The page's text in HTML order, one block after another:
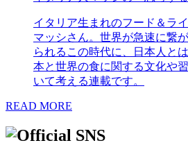
イタリア生まれのフード＆ラ
マッシさん。世界が急速に繋
られるこの時代に、日本人と
本と世界の食に関する文化や
いて考える連載です。
READ MORE